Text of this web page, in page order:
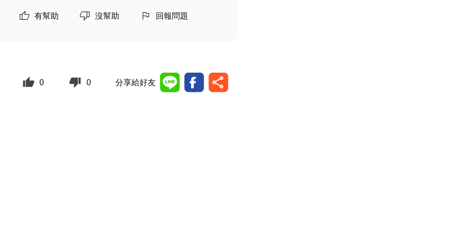
有幫助 沒幫助 回報問題
0 0 分享給好友